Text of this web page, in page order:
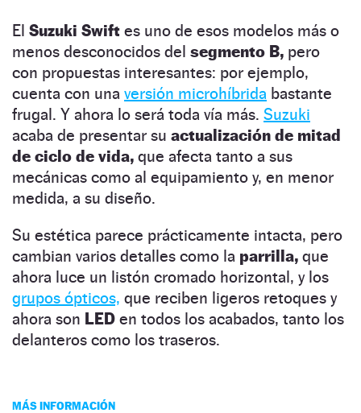
El Suzuki Swift es uno de esos modelos más o
menos desconocidos del segmento B, pero
con propuestas interesantes: por ejemplo,
cuenta con una versión microhíbrida bastante
frugal. Y ahora lo será toda vía más. Suzuki
acaba de presentar su actualización de mitad
de ciclo de vida, que afecta tanto a sus
mecánicas como al equipamiento y, en menor
medida, a su diseño.
Su estética parece prácticamente intacta, pero
cambian varios detalles como la parrilla, que
ahora luce un listón cromado horizontal, y los
grupos ópticos, que reciben ligeros retoques y
ahora son LED en todos los acabados, tanto los
delanteros como los traseros.
MÁS INFORMACIÓN